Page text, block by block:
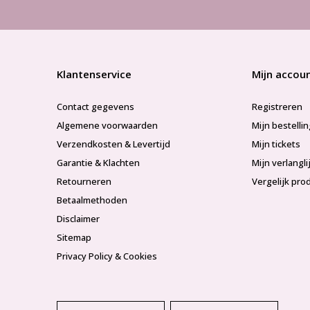
Klantenservice
Contact gegevens
Algemene voorwaarden
Verzendkosten & Levertijd
Garantie & Klachten
Retourneren
Betaalmethoden
Disclaimer
Sitemap
Privacy Policy & Cookies
Mijn
Registreren
Mijn
Mijn tickets
Mijn
Vergelijk